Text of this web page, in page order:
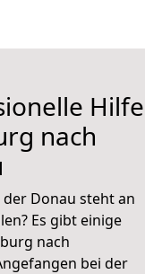
Hilfe
nach
Donau steht an
Es gibt einige
nach
bei der